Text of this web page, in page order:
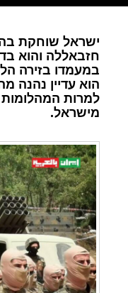
ישראל שוחקת
חזבאללה והוא
במעמדו בזירה
הוא עדיין נהנה
למרות
מישראל.